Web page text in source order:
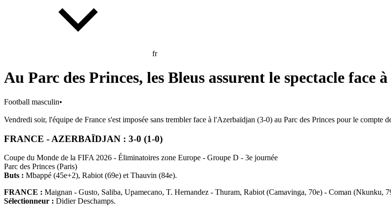
fr
Au Parc des Princes, les Bleus assurent le spectacle face
Football masculin•
Vendredi soir, l'équipe de France s'est imposée sans trembler face à l'Azerbaïdjan (3-0) au Parc des Princes pour le
FRANCE - AZERBAÏDJAN : 3-0 (1-0)
Coupe du Monde de la FIFA 2026 - Éliminatoires zone Europe - Groupe D - 3e journée
Parc des Princes (Paris)
Buts : Mbappé (45e+2), Rabiot (69e) et Thauvin (84e).
FRANCE : Maignan - Gusto, Saliba, Upamecano, T. Hernandez - Thuram, Rabiot (Camavinga, 70e) - Coman
Sélectionneur : Didier Deschamps.